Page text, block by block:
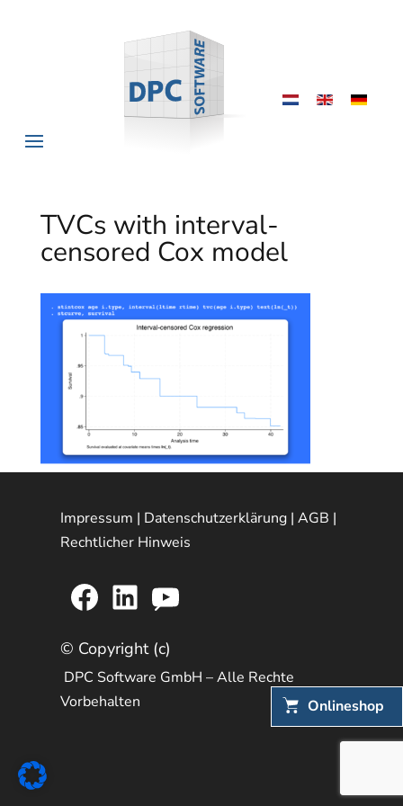
Onlineshop
TVCs with interval-
censored Cox model
Impressum | Datenschutzerklärung |AGB |
Rechtlicher Hinweis
Facebook
LinkedIn
YouTube
© Copyright (c)
DPC Software GmbH – Alle Rechte
Vorbehalten